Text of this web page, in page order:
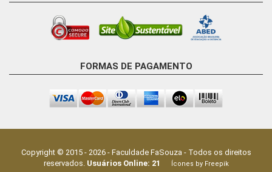
FORMAS DE PAGAMENTO
Copyright © 2015 - 2026- Faculdade FaSouza - Todos os direitos
reservados. Usuários Online: 21 Ícones by Freepik